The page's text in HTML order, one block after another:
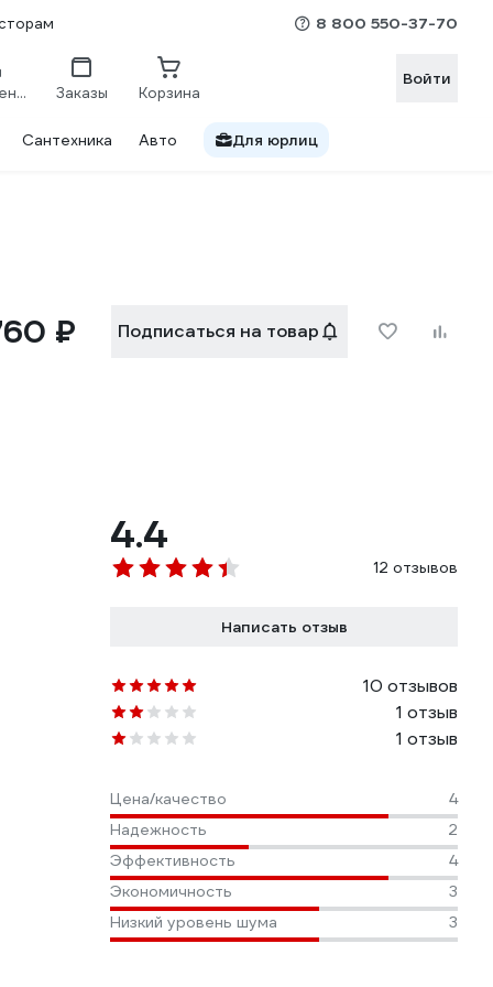
8 800 550-37-70
Сравнение Заказы Корзина
Войти
Сантехника Авто Для юрлиц
₽ Подписаться на товар
4.4
12 отзывов
Написать отзыв
10 отзывов
1 отзыв
1 отзыв
Цена/качество
4
Надежность
2
Эффективность
4
Экономичность
3
Низкий уровень шума
3